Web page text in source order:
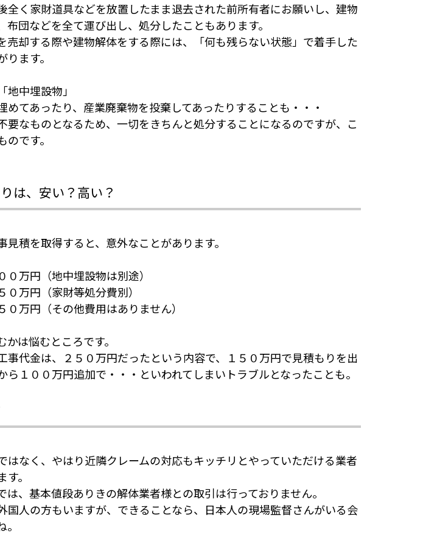
全く家財道具などを放置したまま退去された前所有者にお願いし、建物
布団などを全て運び出し、処分したこともあります。
売却する際や建物解体をする際には、「何も残らない状態」で着手した
ます。
地中埋設物」
めてあったり、産業廃棄物を投棄してあったりすることも・・・
要なものとなるため、一切をきちんと処分することになるのですが、こ
です。
は、安い？高い？
積を取得すると、意外なことがあります。
万円（地中埋設物は別途）
万円（家財等処分費別）
万円（その他費用はありません）
は悩むところです。
事代金は、２５０万円だったという内容で、１５０万円で見積もりを出
ら１００万円追加で・・・といわれてしまいトラブルとなったことも。
はなく、やはり近隣クレームの対応もキッチリとやっていただける業者
。
は、基本値段ありきの解体業者様との取引は行っておりません。
国人の方もいますが、できることなら、日本人の現場監督さんがいる会